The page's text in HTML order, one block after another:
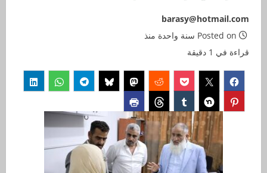
barasy@hotmail.com
قراءة في 1 دقيقة